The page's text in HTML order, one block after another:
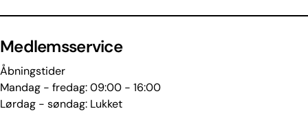
Medlemsservice
Åbningstider
Mandag - fredag: 09:00 - 16:00
Lørdag - søndag: Lukket